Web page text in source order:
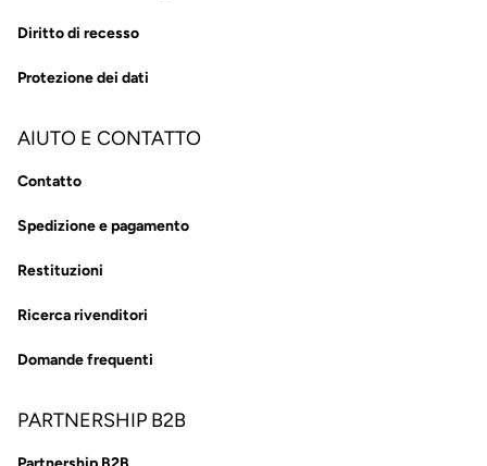
Diritto di recesso
Protezione dei dati
AIUTO E CONTATTO
Contatto
Spedizione e pagamento
Restituzioni
Ricerca rivenditori
Domande frequenti
PARTNERSHIP B2B